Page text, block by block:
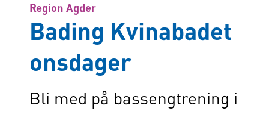
Region Agder
Bading Kvinabadet
onsdager
Bli med på bassengtrening i